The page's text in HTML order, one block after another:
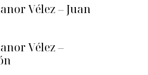
Vélez – Juan
Vélez –